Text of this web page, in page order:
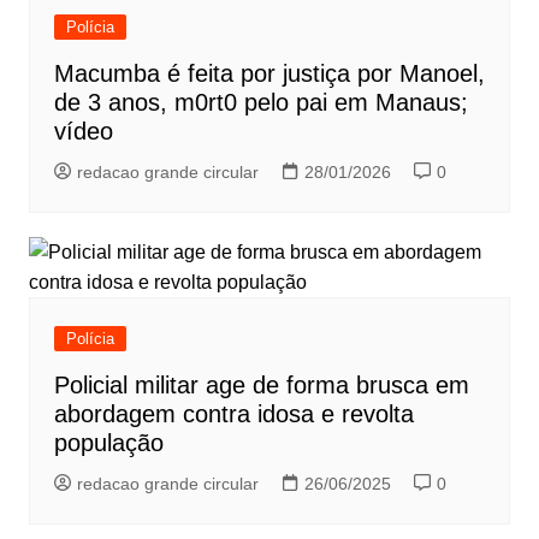
Polícia
Macumba é feita por justiça por Manoel,
de 3 anos, m0rt0 pelo pai em Manaus;
vídeo
redacao grande circular 28/01/2026 0
Polícia
Policial militar age de forma brusca em
abordagem contra idosa e revolta
população
redacao grande circular 26/06/2025 0